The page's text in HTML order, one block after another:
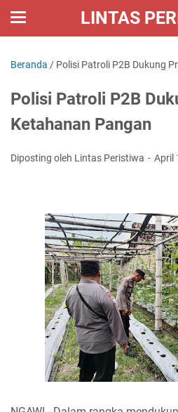
LINTAS
Beranda / Polisi Patroli P2B Dukung
Polisi Patroli P2B
Ketahanan Pangan
Diposting oleh Lintas Peristiwa April